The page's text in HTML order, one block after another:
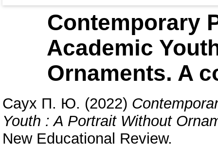
Contemporary
Academic
Ornaments. A
Саух П. Ю. (2022)
Youth : A Portrait Without
New Educational Review.